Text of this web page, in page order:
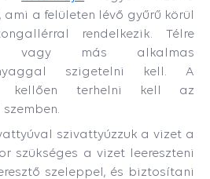
a felületen lévő gyűrű körül
rendelkezik. Télre
vagy más alkalmas
szigetelni kell. A
kellően terhelni kell az
szivattyúzzuk a vizet a
szükséges a vizet leereszteni
szeleppel, és biztosítani